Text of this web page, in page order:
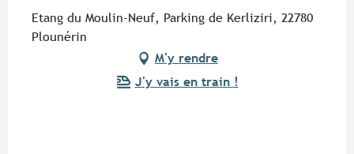
Etang du Moulin-Neuf, Parking de Kerliziri, 22780
Plounérin
M'y rendre
J'y vais en train !